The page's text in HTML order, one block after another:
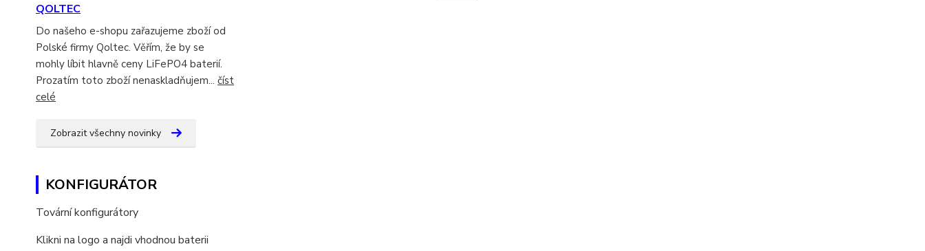
QOLTEC
Do našeho e-shopu zařazujeme zboží od
Polské firmy Qoltec. Věřím, že by se
mohly líbit hlavně ceny LiFePO4 baterií.
Prozatím toto zboží nenaskladňujem... číst
celé
Zobrazit všechny novinky
KONFIGURÁTOR
Tovární konfigurátory
Klikni na logo a najdi vhodnou baterii